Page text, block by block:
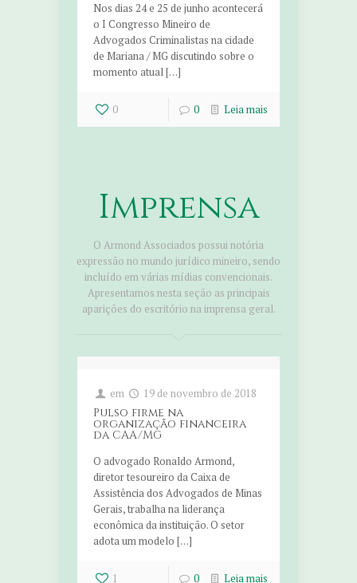
Nos dias 24 e 25 de junho acontecerá
o I Congresso Mineiro de
Advogados Criminalistas na cidade
de Mariana / MG discutindo sobre o
momento atual […]
0 0 Leia mais
Imprensa
O Armond Associados possui notória
expressão no mundo jurídico mineiro, sendo
incluído em várias mídias convencionais.
Apresentamos nesta seção as principais
aparições do escritório na imprensa geral.
em 19 de novembro de 2018
Pulso firme na
organização financeira
da CAA/MG
O advogado Ronaldo Armond,
diretor tesoureiro da Caixa de
Assistência dos Advogados de Minas
Gerais, trabalha na liderança
econômica da instituição. O setor
adota um modelo […]
1 0 Leia mais